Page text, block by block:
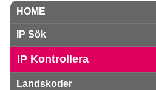
HOME
IP Sök
IP Kontrollera
Landskoder